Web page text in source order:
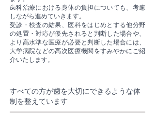
歯科治療における身体の負担についても、考慮
しながら進めていきます。
受診・検査の結果、医科をはじめとする他分野
の処置・対応が優先されると判断した場合や、
より高水準な医療が必要と判断した場合には、
大学病院などの高次医療機関をすみやかにご紹
介いたします。
すべての方が歯を大切にできるような体
制を整えています